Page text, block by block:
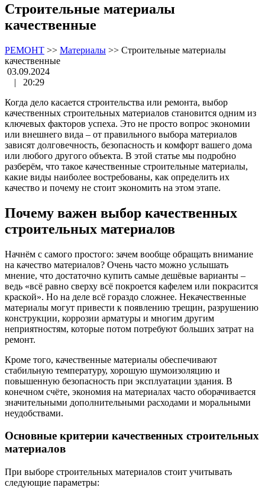
Строительные материалы
качественные
РЕМОНТ >> Материалы >> Строительные материалы
качественные
03.09.2024
|
20:29
Когда дело касается строительства или ремонта, выбор
качественных строительных материалов становится одним из
ключевых факторов успеха. Это не просто вопрос экономии
или внешнего вида – от правильного выбора материалов
зависят долговечность, безопасность и комфорт вашего дома
или любого другого объекта. В этой статье мы подробно
разберём, что такое качественные строительные материалы,
какие виды наиболее востребованы, как определить их
качество и почему не стоит экономить на этом этапе.
Почему важен выбор качественных
строительных материалов
Начнём с самого простого: зачем вообще обращать внимание
на качество материалов? Очень часто можно услышать
мнение, что достаточно купить самые дешёвые варианты –
ведь «всё равно сверху всё покроется кафелем или покрасится
краской». Но на деле всё гораздо сложнее. Некачественные
материалы могут привести к появлению трещин, разрушению
конструкции, коррозии арматуры и многим другим
неприятностям, которые потом потребуют больших затрат на
ремонт.
Кроме того, качественные материалы обеспечивают
стабильную температуру, хорошую шумоизоляцию и
повышенную безопасность при эксплуатации здания. В
конечном счёте, экономия на материалах часто оборачивается
значительными дополнительными расходами и моральными
неудобствами.
Основные критерии качественных строительных
материалов
При выборе строительных материалов стоит учитывать
следующие параметры: